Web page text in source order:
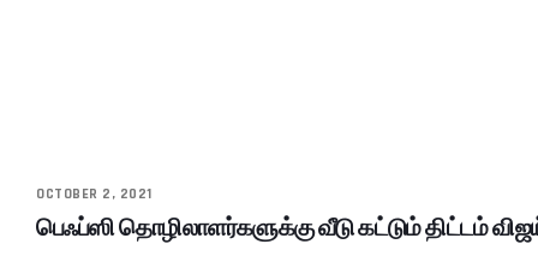
OCTOBER 2, 2021
பெஃப்ஸி தொழிலாளர்களுக்கு வீடு கட்டும் திட்டம் விஜய்